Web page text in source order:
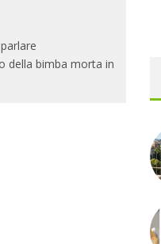
della bimba morta in